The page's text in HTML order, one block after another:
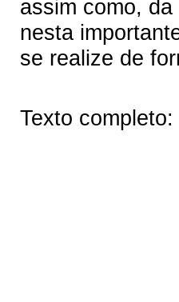
assim como,
nesta
se realize de
Texto completo: